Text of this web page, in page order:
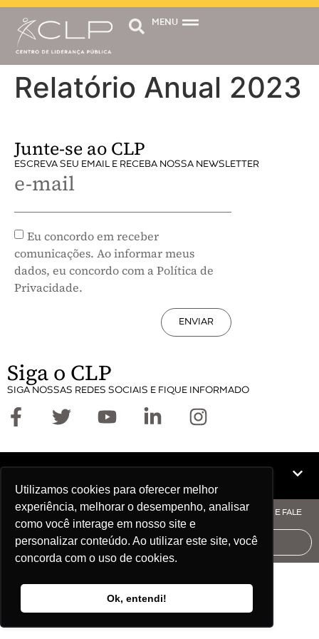
Utilizamos cookies para oferecer melhor
experiência, melhorar o desempenho, analisar
como você interage em nosso site e
personalizar conteúdo. Ao utilizar este site, você
concorda com o uso de cookies.
Ok, entendi!
MENU
Relatório Anual 2023
Junte-se ao CLP
ESCREVA SEU EMAIL E RECEBA NOSSA NEWSLETTER
e-mail
Eu concordo em receber
comunicações. Ao informar meus
dados, eu concordo com a Política de
Privacidade.
ENVIAR
Siga o CLP
SIGA NOSSAS REDES SOCIAIS E FIQUE INFORMADO
© COPYRIGHT CLP - CNPJ: 09.512.143/0001-57 - CLIQUE AQUI E FALE
COM O CLP
AUDITORIA